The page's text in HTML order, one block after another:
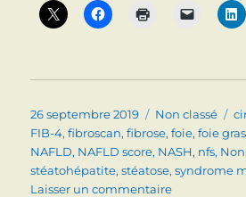
Publié
le
26 septembre 2019 Catégories
Non classé
FIB-4,fibroscan,fibrose,foie,foie
NAFLD, NAFLD score, NASH, nfs,
stéatohépatite,stéatose,syndrome
Laisser un commentairesur